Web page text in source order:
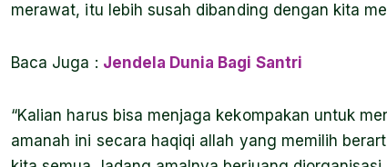
merawat, itu lebih susah dibanding dengan kita
Baca Juga : Jendela Dunia Bagi Santri
“Kalian harus bisa menjaga kekompakan untuk
amanah ini secara haqiqi allah yang memilih